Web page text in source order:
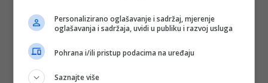
Personalizirano oglašavanje i sadržaj, mjerenje
oglašavanja i sadržaja, uvidi u publiku i razvoj usluga
Pohrana i/ili pristup podacima na uređaju
Saznajte više